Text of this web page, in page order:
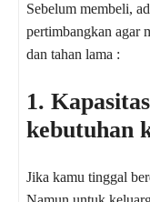
Sebelum membeli,
pertimbangkan agar
dan tahan lama :
1.
kebutuhan
Jika kamu tinggal